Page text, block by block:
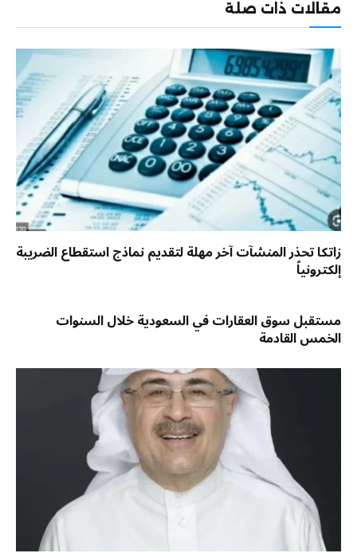
مقالات ذات صلة
زاتكا تحذر المنشآت آخر مهلة لتقديم نماذج استقطاع الضريبة
إلكترونياً
مستقبل سوق العقارات في السعودية خلال السنوات
الخمس القادمة